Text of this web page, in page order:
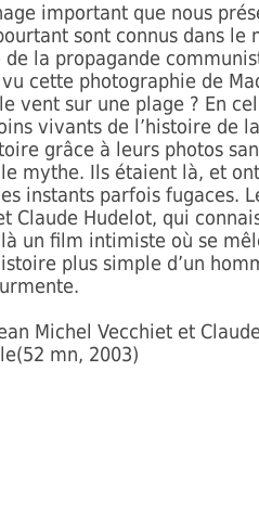
important que nous
sont connus dans le
la propagande
cette photographie de
vent sur une plage ? En
vivants de l’histoire de
grâce à leurs photos
mythe. Ils étaient là, et
instants parfois fugaces.
Claude Hudelot, qui
un film intimiste où se
plus simple d’un
Michel Vecchiet et
mn, 2003)